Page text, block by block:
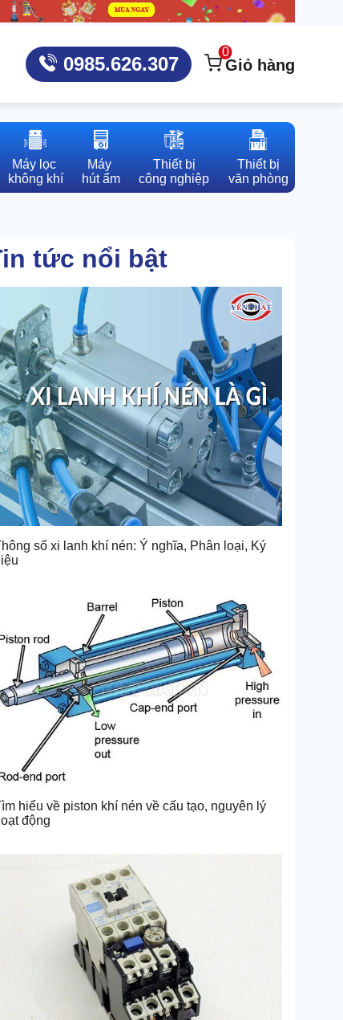
0985.626.307
0
Giỏ hàng
Máy lọc
không khí
Máy
hút ẩm
Thiết bị
công nghiệp
Thiết bị
văn phòng
tức nổi bật
số xi lanh khí nén: Ý nghĩa, Phân loại, Ký
hiểu về piston khí nén về cấu tạo, nguyên lý
động